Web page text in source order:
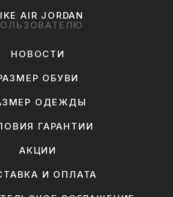
AIR JORDAN
НОВОСТИ
ОБУВИ
ОДЕЖДЫ
ГАРАНТИИ
АКЦИИ
И ОПЛАТА